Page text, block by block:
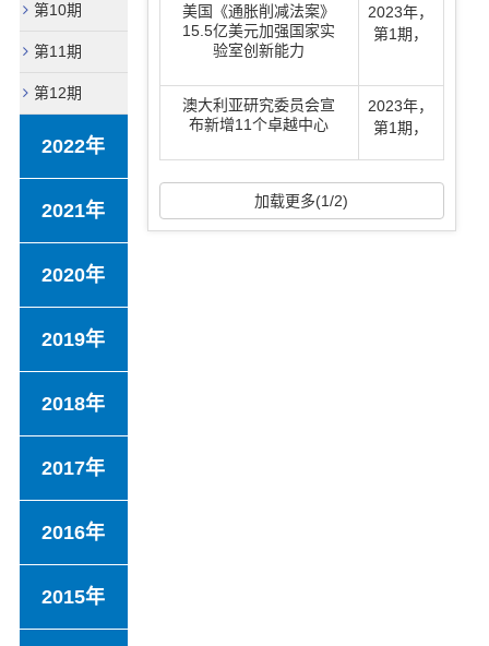
第10期
第11期
第12期
2022年
2021年
2020年
2019年
2018年
2017年
2016年
2015年
美国《通胀削减法案》
15.5亿美元加强国家实
验室创新能力
2023年，
第1期 ，
澳大利亚研究委员会宣
布新增11个卓越中心
2023年，
第1期 ，
加载更多(1/2)